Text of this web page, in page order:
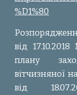
%D1%80
від
плану
вітчизняної
від